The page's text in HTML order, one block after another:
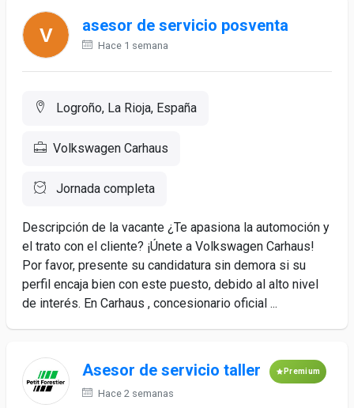
asesor de servicio posventa
Hace 1 semana
Logroño, La Rioja, España
Volkswagen Carhaus
Jornada completa
Descripción de la vacante ¿Te apasiona la automoción y
el trato con el cliente? ¡Únete a Volkswagen Carhaus!
Por favor, presente su candidatura sin demora si su
perfil encaja bien con este puesto, debido al alto nivel
de interés. En Carhaus , concesionario oficial ...
Asesor de servicio taller Premium
Hace 2 semanas